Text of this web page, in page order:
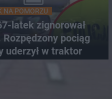
NA POMORZU
latek zignorował
pociąg
uderzył w traktor